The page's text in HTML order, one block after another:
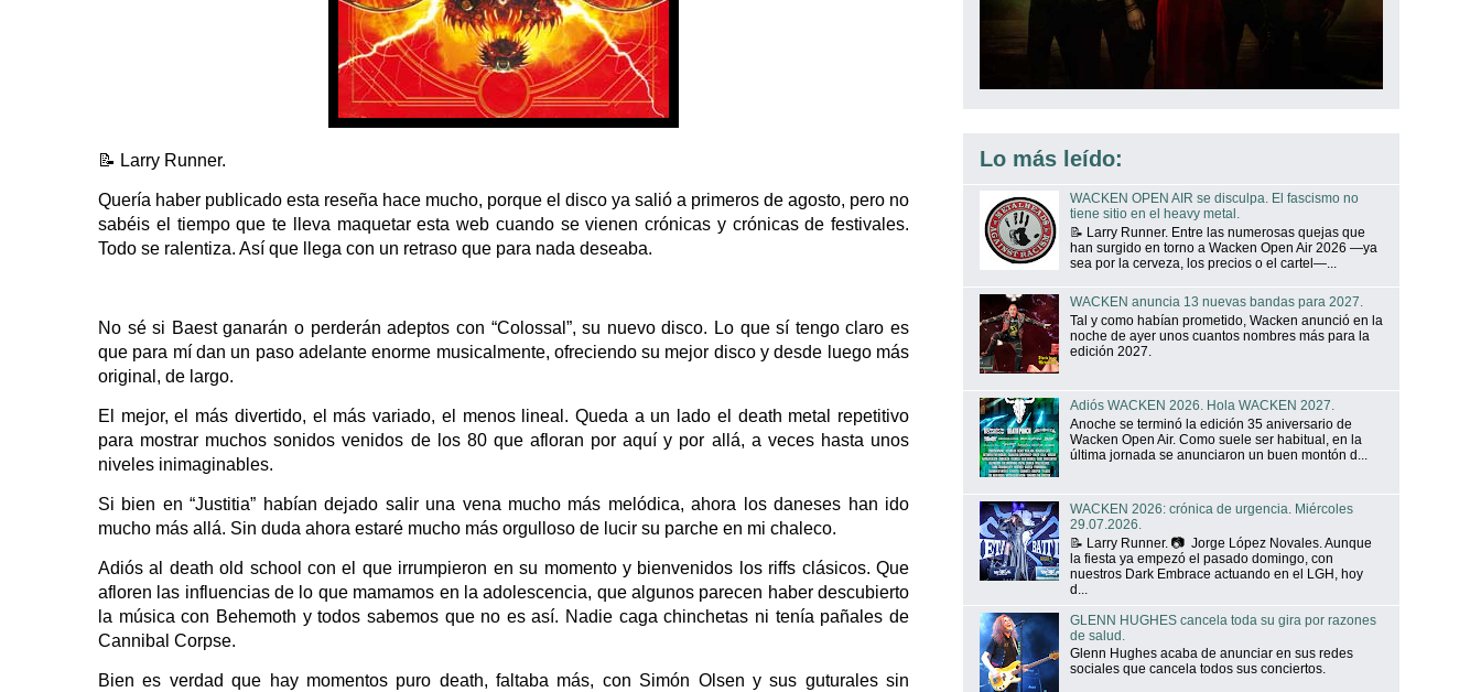
📝 Larry Runner.
Quería haber publicado esta reseña hace mucho, porque el disco ya salió a primeros de agosto, pero no
sabéis el tiempo que te lleva maquetar esta web cuando se vienen crónicas y crónicas de festivales.
Todo se ralentiza. Así que llega con un retraso que para nada deseaba.
No sé si Baest ganarán o perderán adeptos con “Colossal”, su nuevo disco. Lo que sí tengo claro es
que para mí dan un paso adelante enorme musicalmente, ofreciendo su mejor disco y desde luego más
original, de largo.
El mejor, el más divertido, el más variado, el menos lineal. Queda a un lado el death metal repetitivo
para mostrar muchos sonidos venidos de los 80 que afloran por aquí y por allá, a veces hasta unos
niveles inimaginables.
Si bien en “Justitia” habían dejado salir una vena mucho más melódica, ahora los daneses han ido
mucho más allá. Sin duda ahora estaré mucho más orgulloso de lucir su parche en mi chaleco.
Adiós al death old school con el que irrumpieron en su momento y bienvenidos los riffs clásicos. Que
afloren las influencias de lo que mamamos en la adolescencia, que algunos parecen haber descubierto
la música con Behemoth y todos sabemos que no es así. Nadie caga chinchetas ni tenía pañales de
Cannibal Corpse.
Bien es verdad que hay momentos puro death, faltaba más, con Simón Olsen y sus guturales sin
Lo más leído:
WACKEN OPEN AIR se disculpa. El fascismo no
tiene sitio en el heavy metal.
📝 Larry Runner. Entre las numerosas quejas que
han surgido en torno a Wacken Open Air 2026 —ya
sea por la cerveza, los precios o el cartel—...
WACKEN anuncia 13 nuevas bandas para 2027.
Tal y como habían prometido, Wacken anunció en la
noche de ayer unos cuantos nombres más para la
edición 2027.
Adiós WACKEN 2026. Hola WACKEN 2027.
Anoche se terminó la edición 35 aniversario de
Wacken Open Air. Como suele ser habitual, en la
última jornada se anunciaron un buen montón d...
WACKEN 2026: crónica de urgencia. Miércoles
29.07.2026.
📝 Larry Runner. 📷 Jorge López Novales. Aunque
la fiesta ya empezó el pasado domingo, con
nuestros Dark Embrace actuando en el LGH, hoy
d...
GLENN HUGHES cancela toda su gira por razones
de salud.
Glenn Hughes acaba de anunciar en sus redes
sociales que cancela todos sus conciertos.